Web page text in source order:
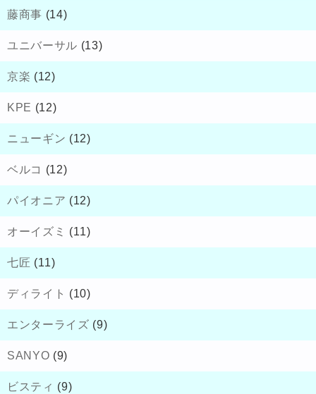
藤商事 (14)
ユニバーサル (13)
京楽 (12)
KPE (12)
ニューギン (12)
ベルコ (12)
パイオニア (12)
オーイズミ (11)
七匠 (11)
ディライト (10)
エンターライズ (9)
SANYO (9)
ビスティ (9)